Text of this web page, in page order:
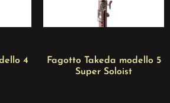
4
Fagotto Takeda modello 5
Super Soloist